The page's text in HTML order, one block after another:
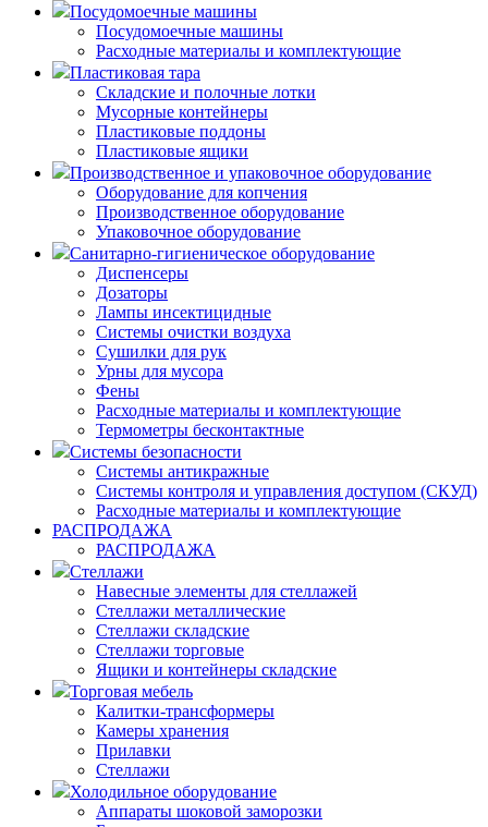
Посудомоечные машины
Посудомоечные машины
Расходные материалы и комплектующие
Пластиковая тара
Складские и полочные лотки
Мусорные контейнеры
Пластиковые поддоны
Пластиковые ящики
Производственное и упаковочное оборудование
Оборудование для копчения
Производственное оборудование
Упаковочное оборудование
Санитарно-гигиеническое оборудование
Диспенсеры
Дозаторы
Лампы инсектицидные
Системы очистки воздуха
Сушилки для рук
Урны для мусора
Фены
Расходные материалы и комплектующие
Термометры бесконтактные
Системы безопасности
Системы антикражные
Системы контроля и управления доступом (СКУД)
Расходные материалы и комплектующие
РАСПРОДАЖА
РАСПРОДАЖА
Стеллажи
Навесные элементы для стеллажей
Стеллажи металлические
Стеллажи складские
Стеллажи торговые
Ящики и контейнеры складские
Торговая мебель
Калитки-трансформеры
Камеры хранения
Прилавки
Стеллажи
Холодильное оборудование
Аппараты шоковой заморозки